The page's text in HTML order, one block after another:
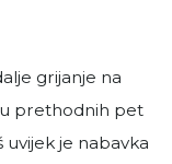
grijanje na
prethodnih pet
uvijek je nabavka